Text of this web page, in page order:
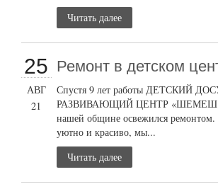
Читать далее
25
АВГ
21
Ремонт в детском
Спустя 9 лет работы ДЕТСКИЙ
РАЗВИВАЮЩИЙ ЦЕНТР «ШЕМЕШ
нашей общине освежился
уютно и красиво, мы...
Читать далее